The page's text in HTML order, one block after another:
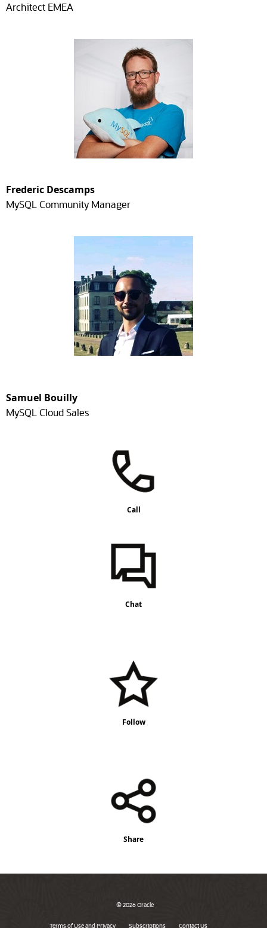
Architect EMEA
Frederic Descamps
MySQL Community Manager
Samuel Bouilly
MySQL Cloud Sales
Call
Chat
Follow
Share
© 2026 Oracle
Terms of Use and Privacy Subscriptions Contact Us